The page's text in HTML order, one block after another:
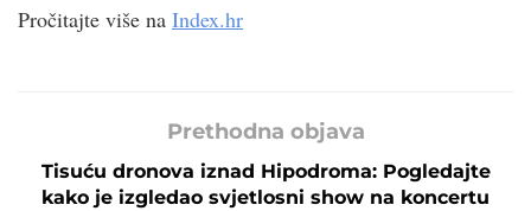
Pročitajte više na Index.hr
Prethodna objava
Tisuću dronova iznad Hipodroma: Pogledajte
kako je izgledao svjetlosni show na koncertu